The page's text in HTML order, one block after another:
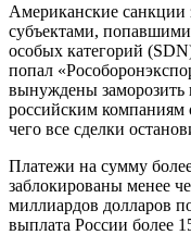
Американские санкции
субъектами,
особых категорий
попал
вынуждены заморозить
российским компаниям
чего все сделки
Платежи на сумму
заблокированы менее
миллиардов долларов
выплата России более